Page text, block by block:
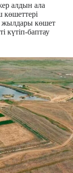
алдын ала
жылдары көшет
күтіп-баптау